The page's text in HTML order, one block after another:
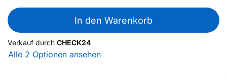
In den Warenkorb
Verkauf durch CHECK24
Alle 2 Optionen ansehen